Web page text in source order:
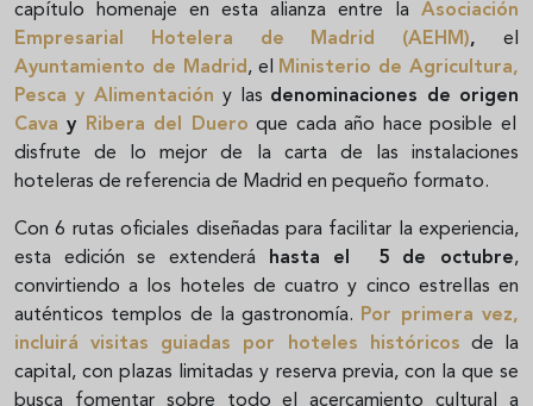
capítulo homenaje en esta alianza entre la Asociación
Empresarial Hotelera de Madrid (AEHM),el
Ayuntamiento de Madrid, el Ministerio de Agricultura,
Pesca y Alimentación y las denominaciones de origen
Cava y Ribera del Duero que cada año hace posible el
disfrute de lo mejor de la carta de las instalaciones
hoteleras de referencia de Madrid en pequeño formato.
Con 6 rutas oficiales diseñadas para facilitar la experiencia,
esta edición se extenderá hasta el 5 de octubre,
convirtiendo a los hoteles de cuatro y cinco estrellas en
auténticos templos de la gastronomía. Por primera vez,
incluirá visitas guiadas por hoteles históricos de la
capital, con plazas limitadas y reserva previa, con la que se
busca fomentar sobre todo el acercamiento cultural a